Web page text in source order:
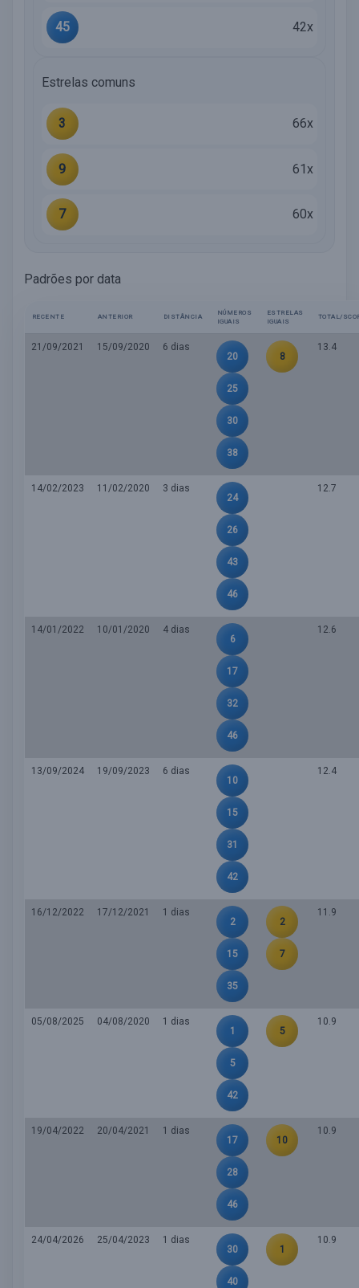
45 42x
Estrelas comuns
3 66x
9 61x
7 60x
Padrões por data
RECENTE ANTERIOR DISTÂNCIA
NÚMEROS
IGUAIS
ESTRELAS
IGUAIS
TOTAL/
21/09/2021 15/09/2020
6 dias
20
25
30
38
8
13.4
14/02/2023 11/02/2020
3 dias
24
26
43
46
12.7
14/01/2022 10/01/2020
4 dias
6
17
32
46
12.6
13/09/2024 19/09/2023
6 dias
10
15
31
42
12.4
16/12/2022 17/12/2021
1 dias
2
15
35
2
7
11.9
05/08/2025 04/08/2020
1 dias
1
5
42
5
10.9
19/04/2022 20/04/2021
1 dias
17
28
46
10
10.9
24/04/2026 25/04/2023
1 dias
30
40
1
10.9